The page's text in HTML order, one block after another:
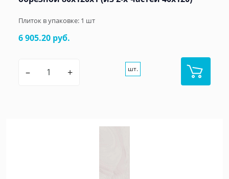
Плиток в упаковке: 1 шт
6 905.20 руб.
– + шт.